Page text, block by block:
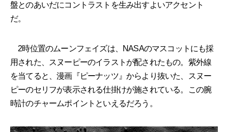
盤とのあいだにコントラストを生み出すよいアクセント
だ。
2時位置のムーンフェイズは、NASAのマスコットにも採
用された、スヌーピーのイラストが配されたもの。紫外線
を当てると、漫画『ピーナッツ』からより抜いた、スヌー
ピーのセリフが表示される仕掛けが施されている。この腕
時計のチャームポイントといえるだろう。